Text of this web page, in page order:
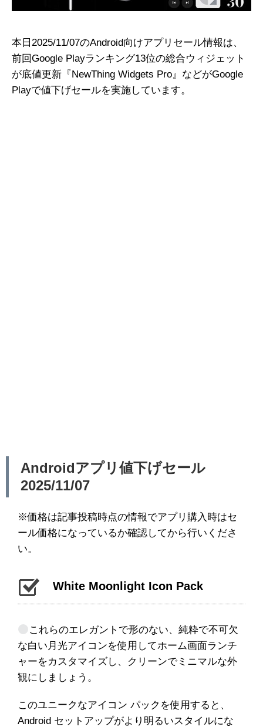
本日2025/11/07のAndroid向けアプリセール情報は、
前回Google Playランキング13位の総合ウィジェット
が底値更新『NewThing Widgets Pro』などがGoogle
Playで値下げセールを実施しています。
Androidアプリ値下げセール
2025/11/07
※価格は記事投稿時点の情報でアプリ購入時はセ
ール価格になっているか確認してから行いくださ
い。
White Moonlight Icon Pack
これらのエレガントで形のない、純粋で不可欠
な白い月光アイコンを使用してホーム画面ランチ
ャーをカスタマイズし、クリーンでミニマルな外
観にしましょう。
このユニークなアイコン パックを使用すると、
Android セットアップがより明るいスタイルにな